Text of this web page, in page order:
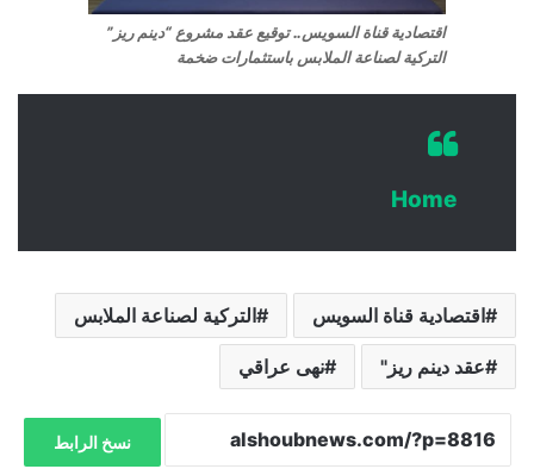
اقتصادية قناة السويس.. توقيع عقد مشروع “دينم ريز”
التركية لصناعة الملابس باستثمارات ضخمة
Home
اقتصادية قناة السويس التركية لصناعة الملابس
عقد دينم ريز" نهى عراقي
نسخ الرابط